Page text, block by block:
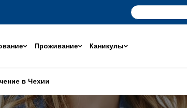
Проживание Каникулы
в Чехии